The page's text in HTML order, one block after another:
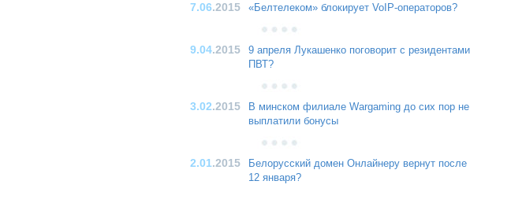
7.06.2015 «Белтелеком» блокирует VoIP-операторов?
9.04.2015
9 апреля Лукашенко поговорит с резидентами
ПВТ?
3.02.2015
В минском филиале Wargaming до сих пор не
выплатили бонусы
2.01.2015
Белорусский домен Онлайнеру вернут после
12 января?